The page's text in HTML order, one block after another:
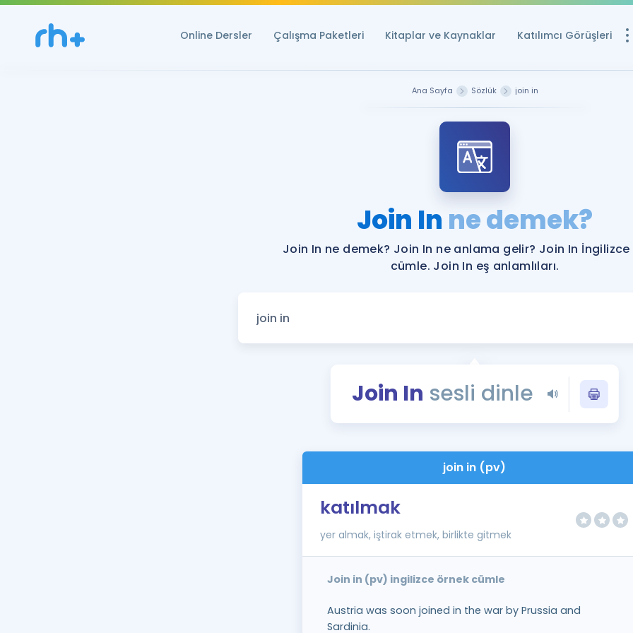
Online Dersler Çalışma Paketleri Kitaplar ve Kaynaklar Katılımcı Görüşleri
YDS ve YÖKDİL
Rehberlik Aracı
YDS ve YÖKDİL'e
Tüm ÖSYM
YDS - YÖKDİL
İngilizce Gramer
Ana Sayfa Sözlük join in
Join In ne demek?
Join In ne demek? Join In ne anlama gelir? Join In
cümle. Join In eş anlamlıları.
Join In sesli dinle
join in (pv)
katılmak
yer almak, iştirak etmek, birlikte gitmek
Join in (pv) ingilizce örnek cümle
Austria was soon joined in the war by Prussia and
Sardinia.